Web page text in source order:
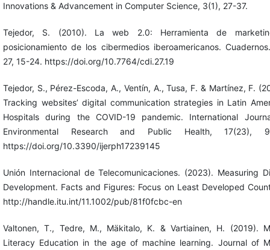
Innovations & Advancement in Computer Science, 3(1), 27-37.
Tejedor, S. (2010). La web 2.0: Herramienta de
posicionamiento de los cibermedios iberoamericanos.
27, 15-24. https://doi.org/10.7764/cdi.27.19
Tejedor, S., Pérez-Escoda, A., Ventín, A., Tusa, F. & Martínez, F.
Tracking websites’ digital communication strategies in Latin
Hospitals during the COVID-19 pandemic. International
Environmental Research and Public Health, 17(23),
https://doi.org/10.3390/ijerph17239145
Unión Internacional de Telecomunicaciones. (2023). Measuring
Development. Facts and Figures: Focus on Least Developed
http://handle.itu.int/11.1002/pub/81f0fcbc-en
Valtonen, T., Tedre, M., Mäkitalo, K. & Vartiainen, H. (2019).
Literacy Education in the age of machine learning. Journal of